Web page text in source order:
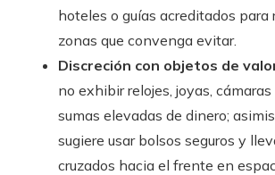
hoteles o guías acreditados para
zonas que convenga evitar.
Discreción con objetos de
no exhibir relojes, joyas,
sumas elevadas de dinero;
sugiere usar bolsos seguros y
cruzados hacia el frente en